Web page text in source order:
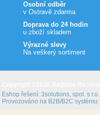
Osobní odběr
v Ostravě zdarma
Doprava do 24 hodin
u zboží skladem
Výrazné slevy
Na veškerý sortiment
Eshop řešení: 3solutions, spol. s r.o.
Provozováno na B2B/B2C systému: